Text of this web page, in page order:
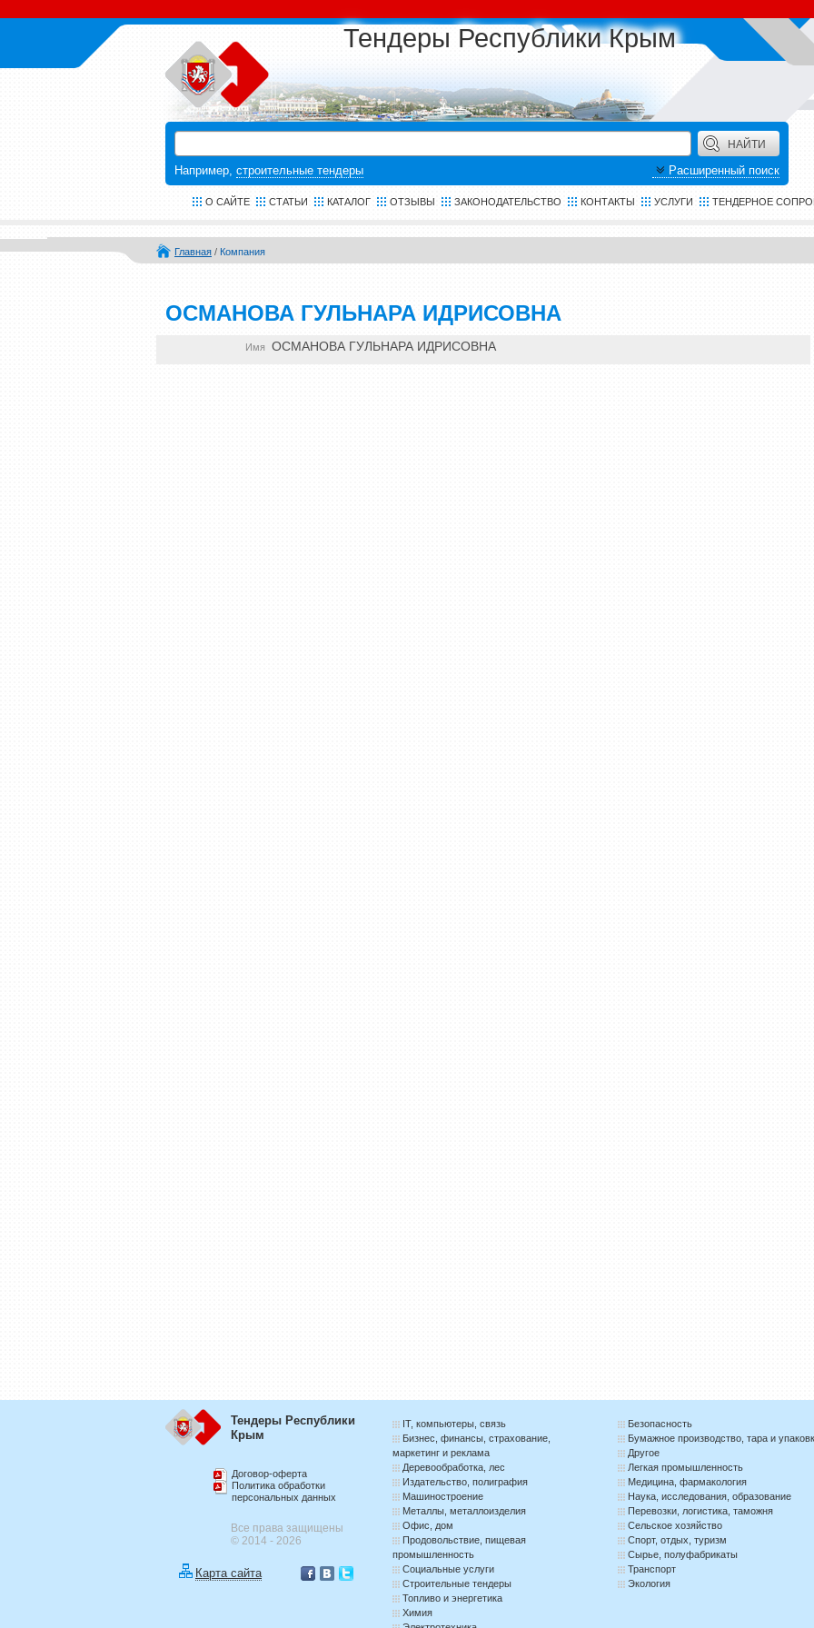
Тендеры Республики Крым
Например, строительные тендеры Расширенный поиск
О САЙТЕ СТАТЬИ КАТАЛОГ ОТЗЫВЫ ЗАКОНОДАТЕЛЬСТВО КОНТАКТЫ УСЛУГИ ТЕНДЕРНОЕ
Главная / Компания
ОСМАНОВА ГУЛЬНАРА ИДРИСОВНА
Имя ОСМАНОВА ГУЛЬНАРА ИДРИСОВНА
IT, компьютеры, связь
Бизнес, финансы, страхование,
маркетинг и реклама
Деревообработка, лес
Издательство, полиграфия
Машиностроение
Металлы, металлоизделия
Офис, дом
Продовольствие, пищевая
промышленность
Социальные услуги
Строительные тендеры
Топливо и энергетика
Химия
Безопасность
Бумажное производство, тара и
Другое
Легкая промышленность
Медицина, фармакология
Наука, исследования, образование
Перевозки, логистика, таможня
Сельское хозяйство
Спорт, отдых, туризм
Сырье, полуфабрикаты
Транспорт
Экология
Тендеры Республики
Крым
Договор-оферта
Политика обработки
персональных данных
Все права защищены
© 2014 - 2026
Карта сайта